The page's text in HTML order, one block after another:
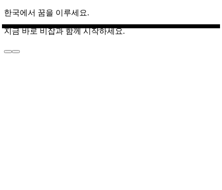
한국에서 꿈을 이루세요.
지금 바로 비잡과 함께 시작하세요.